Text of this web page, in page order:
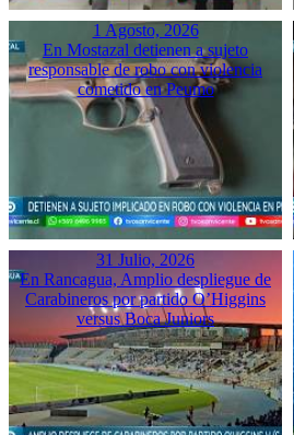
1 Agosto, 2026
En Mostazal detienen a sujeto
responsable de robo con violencia
cometido en Peumo
31 Julio, 2026
En Rancagua, Amplio despliegue de
Carabineros por partido O’Higgins
versus Boca Juniors